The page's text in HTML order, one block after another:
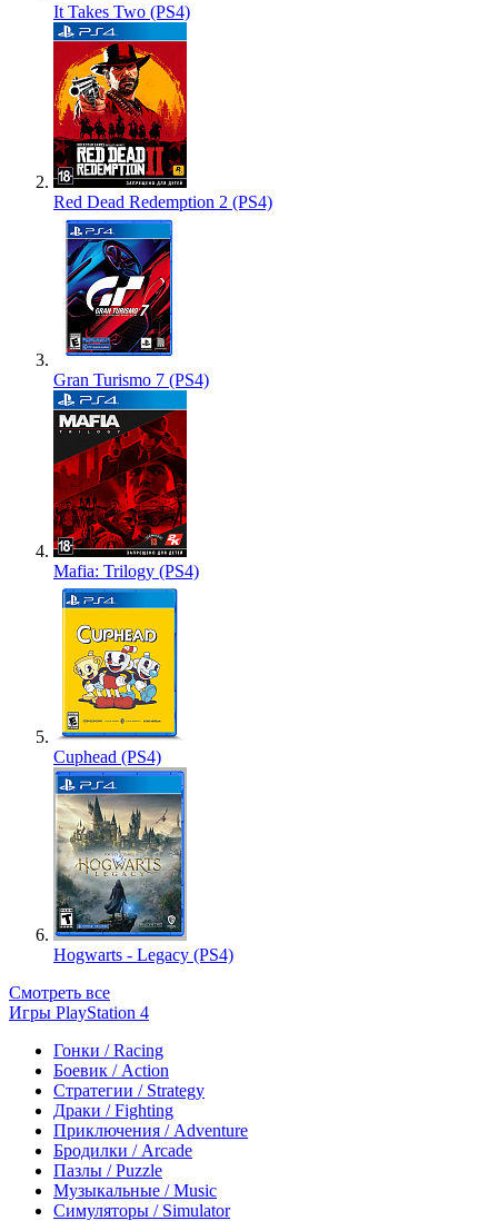
It Takes Two (PS4)
Red Dead Redemption 2 (PS4)
Gran Turismo 7 (PS4)
Mafia: Trilogy (PS4)
Cuphead (PS4)
Hogwarts - Legacy (PS4)
Смотреть все
Игры PlayStation 4
Гонки / Racing
Боевик / Action
Стратегии / Strategy
Драки / Fighting
Приключения / Adventure
Бродилки / Arcade
Пазлы / Puzzle
Музыкальные / Music
Симуляторы / Simulator